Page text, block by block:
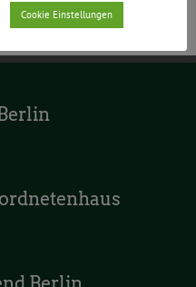
Cookie Einstellungen